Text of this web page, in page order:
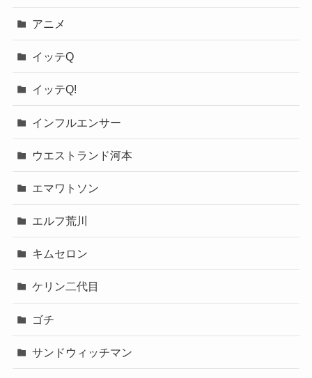
アニメ
イッテQ
イッテQ!
インフルエンサー
ウエストランド河本
エマワトソン
エルフ荒川
キムセロン
ケリン二代目
ゴチ
サンドウィッチマン